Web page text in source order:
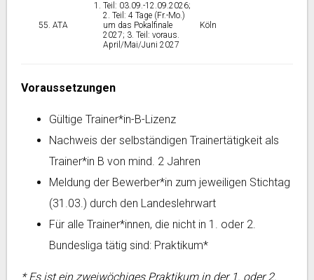
ATA
Teil: 03.09.-12.09.2026;
2. Teil: 4 Tage (Fr.-Mo.)
um das Pokalfinale
2027; 3. Teil: voraus.
April/Mai/Juni 2027
Köln
Voraussetzungen
Gültige Trainer*in-B-Lizenz
Nachweis der selbständigen Trainertätigkeit als
Trainer*in B von mind. 2 Jahren
Meldung der Bewerber*in zum jeweiligen Stichtag
(31.03.) durch den Landeslehrwart
Für alle Trainer*innen, die nicht in 1. oder 2.
Bundesliga tätig sind: Praktikum*
* Es ist ein zweiwöchiges Praktikum in der 1. oder 2.